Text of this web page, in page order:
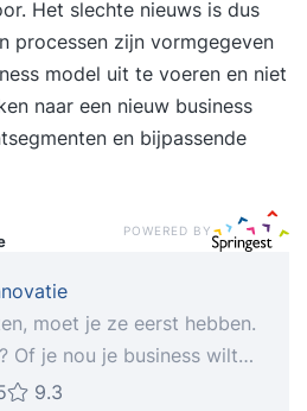
Het slechte nieuws is dus
processen zijn vormgegeven
model uit te voeren en niet
naar een nieuw business
en bijpassende
POWERED BY
moet je ze eerst hebben.
Of je nou je business wilt
moet (her)uitvinden
9.3